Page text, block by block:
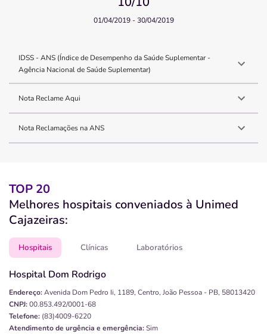
01/04/2019 - 30/04/2019
IDSS - ANS (Índice de Desempenho da Saúde Suplementar -
Agência Nacional de Saúde Suplementar)
Nota Reclame Aqui
Nota Reclamações na ANS
TOP 20
Melhores hospitais conveniados à Unimed
Cajazeiras:
Hospitais Clínicas Laboratórios
Hospital Dom Rodrigo
Endereço:Avenida Dom Pedro Ii, 1189, Centro, João Pessoa - PB, 58013420
CNPJ:00.853.492/0001-68
Telefone: (83)4009-6220
Atendimento de urgência e emergência:Sim